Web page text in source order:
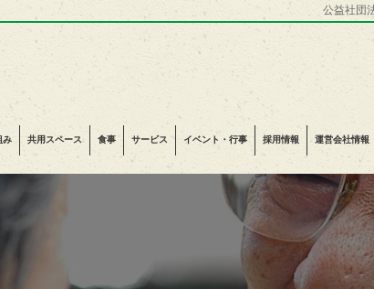
公益社団
み 共用スペース 食事 サービス イベント・行事 採用情報 運営会社情報